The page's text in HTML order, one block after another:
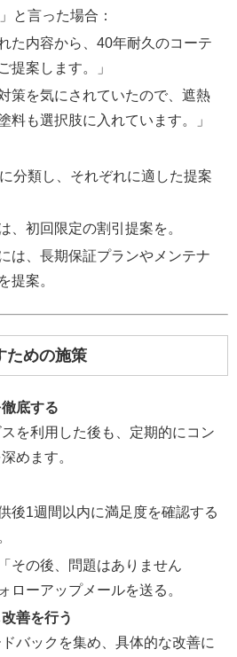
と言った場合：
た内容から、40年耐久のコーテ
提案します。」
策を気にされていたので、遮熱
料も選択肢に入れています。」
分類し、それぞれに適した提案
、初回限定の割引提案を。
は、長期保証プランやメンテナ
提案。
ための施策
底する
を利用した後も、定期的にコン
めます。
後1週間以内に満足度を確認する
その後、問題はありません
ローアップメールを送る。
善を行う
バックを集め、具体的な改善に